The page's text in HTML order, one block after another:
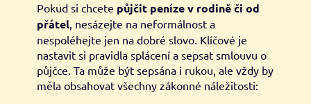
Pokud si chcete půjčit peníze v rodině či od
přátel, nesázejte na neformálnost a
nespoléhejte jen na dobré slovo. Klíčové je
nastavit si pravidla splácení a sepsat smlouvu o
půjčce. Ta může být sepsána i rukou, ale vždy by
měla obsahovat všechny zákonné náležitosti: